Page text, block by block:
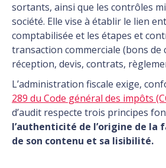
sortants, ainsi que les contrôles
société. Elle vise à établir le lien
comptabilisée et les étapes et
transaction commerciale (bons de
réception, devis, contrats,
L’administration fiscale exige,
289 du Code général des impôts
d’audit respecte trois principes
l’authenticité de l’origine de la
de son contenu et sa lisibilité.